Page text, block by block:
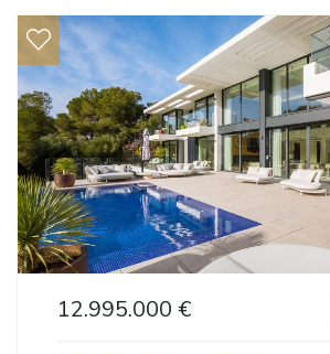
12.995.000 €